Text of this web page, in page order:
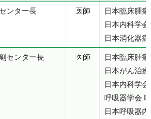
センター長 医師
日本臨床腫
日本内科学
日本消化器
センター長 医師
日本臨床腫
日本がん治
日本内科学
呼吸器学会
日本呼吸器